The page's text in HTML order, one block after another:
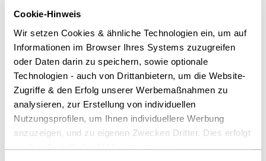
Cookie-Hinweis
Wir setzen Cookies & ähnliche Technologien ein, um auf
Informationen im Browser Ihres Systems zuzugreifen
oder Daten darin zu speichern, sowie optionale
Technologien - auch von Drittanbietern, um die Website-
Zugriffe & den Erfolg unserer Werbemaßnahmen zu
analysieren, zur Erstellung von individuellen
Nutzungsprofilen, um Ihnen individuellere Werbung
anzuzeigen, und zu eigenen Zwecken Dritter. Dies erfolgt
auch außerhalb der EU bei geringerem
Lüer Wojtek, München) sowie Lexpert Dr. Bauer &
Partner Rechtsanwälte Dr. Axel Bauer
Weitere Informationen können Sie auch der
Homepage der Schweizerischen Post entnehmen:
www.post.ch
Als PDF herunterladen